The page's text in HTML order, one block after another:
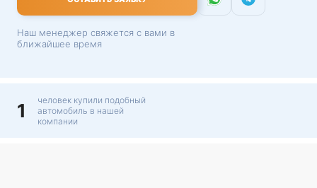
Наш менеджер свяжется с вами в
ближайшее время
1
человек купили подобный
автомобиль в нашей
компании